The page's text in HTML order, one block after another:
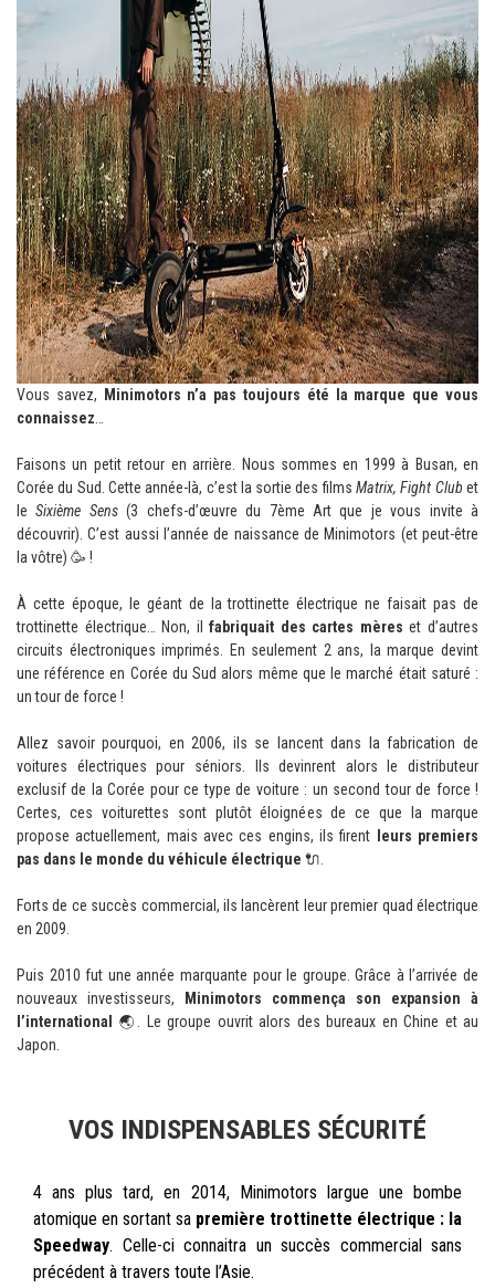
Vous savez,
Minimotors n’a pas toujours été la marque que vous
connaissez
Faisons un petit retour en arrière. Nous sommes en 1999 à Busan, en
Corée du Sud. Cette année-là, c’est la sortie des filmsMatrix, Fight Clubet
leSixième Sens(3 chefs-d’œuvre du 7ème Art que je vous invite à
découvrir). C’est aussi l’année de naissance de Minimotors (et peut-être
la vôtre) 🥳 !
À cette époque, le géant de la trottinette électrique ne faisait pas de
trottinette électrique… Non, ilfabriquait des cartes mères et d’autres
circuits électroniques imprimés. En seulement 2 ans, la marque devint
une référence en Corée du Sud alors même que le marché était saturé :
un tour de force !
Allez savoir pourquoi, en 2006, ils se lancent dans la fabrication de
voitures électriques pour séniors. Ils devinrent alors le distributeur
exclusif de la Corée pour ce type de voiture : un second tour de force !
Certes, ces voiturettes sont plutôt éloignées de ce que la marque
propose actuellement, mais avec ces engins, ils firent
leurs premiers
pas dans le monde du véhicule électrique 🔌.
Forts de ce succès commercial, ils lancèrent leur premier quad électrique
en 2009.
Puis 2010 fut une année marquante pour le groupe. Grâce à l’arrivée de
nouveaux investisseurs,
Minimotors commença son expansion à
l’international 🌏. Le groupe ouvrit alors des bureaux en Chine et au
Japon.
VOS INDISPENSABLES SÉCURITÉ
4 ans plus tard, en 2014, Minimotors largue une bombe
atomique en sortant sa première trottinette électrique : la
Speedway. Celle-ci connaitra un succès commercial sans
précédent à travers toute l’Asie.